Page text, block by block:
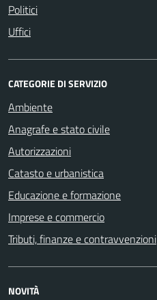
Politici
Uffici
CATEGORIE DI SERVIZIO
Ambiente
Anagrafe e stato civile
Autorizzazioni
Catasto e urbanistica
Educazione e formazione
Imprese e commercio
Tributi, finanze e contravvenzioni
NOVITÀ